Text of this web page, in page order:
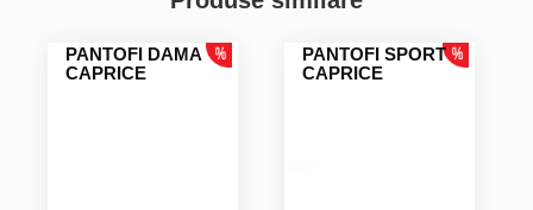
PANTOFI DAMA
CAPRICE
PANTOFI SPORT
CAPRICE